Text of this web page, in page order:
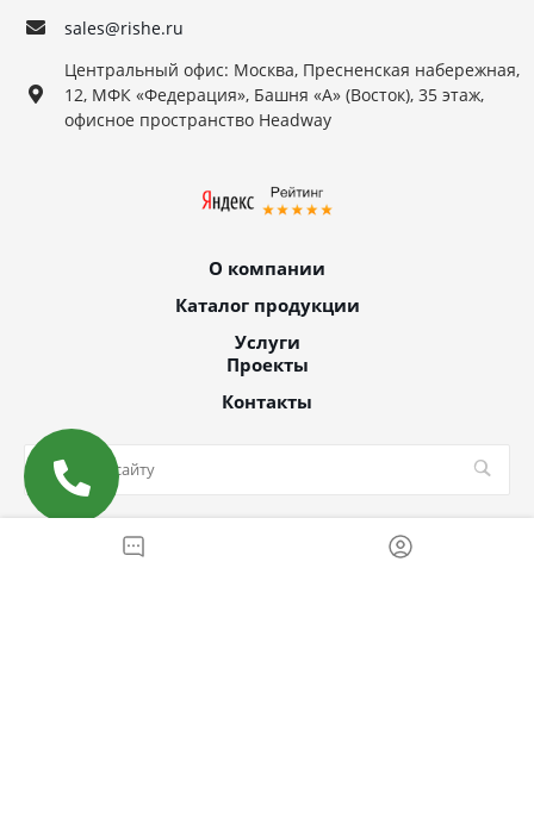
sales@rishe.ru
Центральный офис: Москва, Пресненская набережная,
12, МФК «Федерация», Башня «А» (Восток), 35 этаж,
офисное пространство Headway
О компании
Каталог продукции
Услуги
Проекты
Контакты